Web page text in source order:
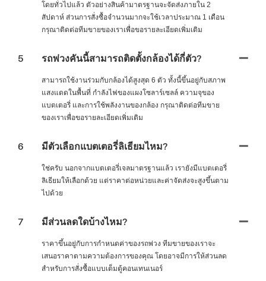
โดยทั่วไปแล้ว ตัวอย่างสินค้ามาตรฐานจะจัดส่งภายใน 2
สัปดาห์ ส่วนการสั่งซื้อจำนวนมากจะใช้เวลาประมาณ 1 เดือน
กรุณาติดต่อทีมขายของเราเพื่อขอรายละเอียดเพิ่มเติม
5 รถพ่วงคันนี้สามารถติดตั้งกล้องได้กี่ตัว?
สามารถใช้งานร่วมกับกล้องได้สูงสุด 6 ตัว ทั้งนี้ขึ้นอยู่กับสภาพ
แสงแดดในพื้นที่ กำลังไฟของแผงโซลาร์เซลล์ ความจุของ
แบตเตอรี่ และการใช้พลังงานของกล้อง กรุณาติดต่อทีมขาย
ของเราเพื่อขอรายละเอียดเพิ่มเติม
6 มีตัวเลือกแบตเตอรี่ลิเธียมไหม?
ใช่ครับ นอกจากแบตเตอรี่เจลมาตรฐานแล้ว เรายังมีแบตเตอรี่
ลิเธียมให้เลือกด้วย แต่ราคาต่อหน่วยและค่าจัดส่งจะสูงขึ้นตาม
ไปด้วย
7 มีส่วนลดใดบ้างไหม?
ราคาขึ้นอยู่กับการกำหนดค่าของรถพ่วง ทีมขายของเราจะ
เสนอราคาตามความต้องการของคุณ โดยอาจมีการให้ส่วนลด
สำหรับการสั่งซื้อแบบเต็มตู้คอนเทนเนอร์